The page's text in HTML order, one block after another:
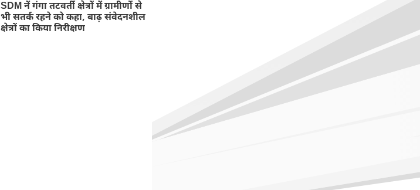
SDM नें गंगा तटवर्ती क्षेत्रों में ग्रामीणों से
भी सतर्क रहने को कहा, बाढ़ संवेदनशील
क्षेत्रों का किया निरीक्षण